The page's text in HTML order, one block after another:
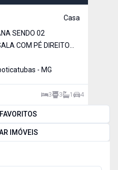
Casa
SENDO 02
COM PÉ DIREITO
CONCEITO- MG
3 3 1 4
IMÓVEIS